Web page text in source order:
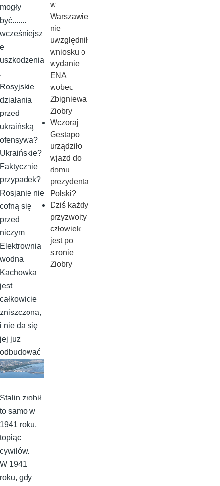
mogły
być.......
wcześniejsz
e
uszkodzenia
.
Rosyjskie
działania
przed
ukraińską
ofensywa?
Ukraińskie?
Faktycznie
przypadek?
Rosjanie nie
cofną się
przed
niczym
Elektrownia
wodna
Kachowka
jest
całkowicie
zniszczona,
i nie da się
jej juz
odbudować
Stalin zrobił
to samo w
1941 roku,
topiąc
cywilów.
W 1941
roku, gdy
w
Warszawie
nie
uwzględnił
wniosku o
wydanie
ENA
wobec
Zbigniewa
Ziobry
Wczoraj
Gestapo
urządziło
wjazd do
domu
prezydenta
Polski?
Dziś każdy
przyzwoity
człowiek
jest po
stronie
Ziobry